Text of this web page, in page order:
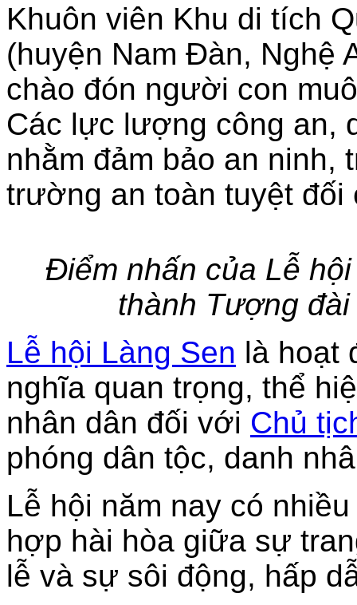
Khuôn viên Khu di tích
(huyện Nam Đàn, Nghệ
chào đón người con
Các lực lượng công an,
nhằm đảm bảo an ninh,
trường an toàn tuyệt đối
Điểm nhấn của Lễ
thành Tượng đài
Lễ hội Làng Sen là hoạt
nghĩa quan trọng, thể
nhân dân đối với Chủ
phóng dân tộc, danh
Lễ hội năm nay có
hợp hài hòa giữa sự
lễ và sự sôi động, hấp